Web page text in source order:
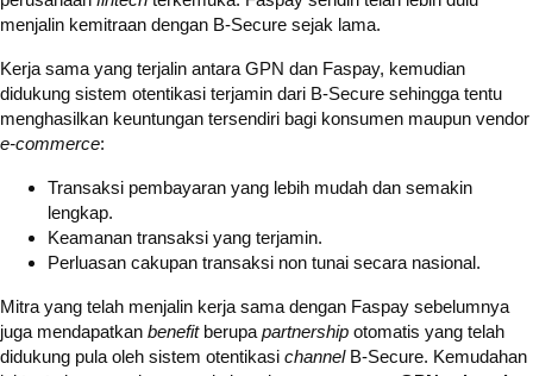
menjalin kemitraan dengan B-Secure sejak lama.
Kerja sama yang terjalin antara GPN dan Faspay, kemudian
didukung sistem otentikasi terjamin dari B-Secure sehingga tentu
menghasilkan keuntungan tersendiri bagi konsumen maupun vendor
e-commerce:
Transaksi pembayaran yang lebih mudah dan semakin
lengkap.
Keamanan transaksi yang terjamin.
Perluasan cakupan transaksi non tunai secara nasional.
Mitra yang telah menjalin kerja sama dengan Faspay sebelumnya
juga mendapatkan benefit berupa partnership otomatis yang telah
didukung pula oleh sistem otentikasi channel B-Secure. Kemudahan